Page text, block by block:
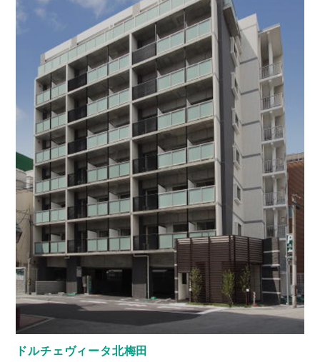
ドルチェヴィータ北梅田